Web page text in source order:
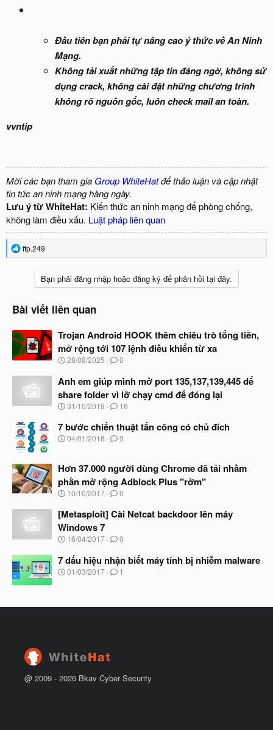
Đầu tiên bạn phải tự nâng cao ý thức về An Ninh
Mạng.
Không tải xuất những tập tin đáng ngờ, không sử
dụng crack, không cài đặt những chương trình
không rõ nguồn gốc, luôn check mail an toàn.
vvntip
Mời các bạn tham gia Group WhiteHatđể thảo luận và cập nhật
tin tức an ninh mạng hàng ngày.
Lưu ý từ WhiteHat: Kiến thức an ninh mạng để phòng chống,
không làm điều xấu. Luật pháp liên quan
R
e
o
n
:
ftp.249
Bạn phải đăng nhập hoặc đăng ký để phản hồi tại đây.
Bài viết liên quan
Trojan Android HOOK thêm chiêu trò tống tiền,
mở rộng tới 107 lệnh điều khiển từ xa
N
à
y
b
ắ
đ
ầ
28/08/2025 0
Anh em giúp mình mở port 135,137,139,445 để
share folder vì lỡ chạy cmd để đóng lại
N
à
y
b
đ
ầ
u
31/10/2019 16
7 bước chiến thuật tấn công có chủ đích
N
y
b
ắ
t
ầ
u
04/01/2018 0
Hơn 37.000 người dùng Chrome đã tải nhầm
phần mở rộng Adblock Plus "rởm"
N
à
b
ắ
đ
ầ
10/10/2017 0
[Metasploit] Cài Netcat backdoor lên máy
Windows 7
N
à
y
b
đ
16/04/2017 0
7 dấu hiệu nhận biết máy tính bị nhiễm malware
N
b
u
01/03/2017 1
@ 2009 - 2026 Bkav Cyber Security